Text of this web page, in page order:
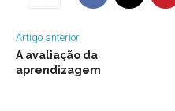
Artigo anterior
A avaliação da
aprendizagem